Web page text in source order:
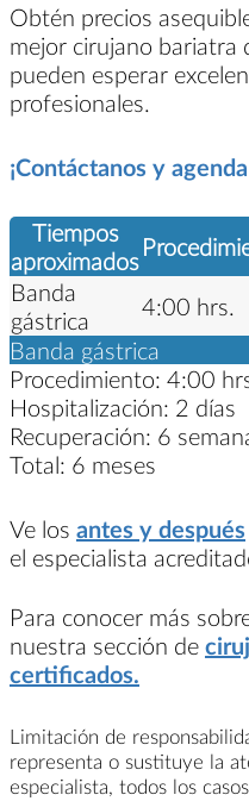
Obtén precios
mejor cirujano bariatra
pueden esperar
profesionales.
¡Contáctanos y
Tiempos
aproximados
Banda
gástrica
4:00 hrs.
Banda gástrica
Procedimiento: 4:00
Hospitalización: 2 días
Recuperación: 6
Total: 6 meses
Ve los antes y después
el especialista
Para conocer más
nuestra sección de
certificados.
Limitación de
representa o sustituye la
especialista, todos los